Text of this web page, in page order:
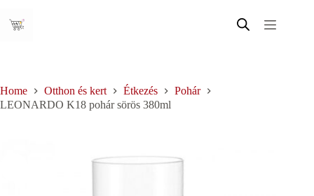
content
Home Otthon és kert Étkezés
Pohár
LEONARDO K18 pohár sörös 380ml